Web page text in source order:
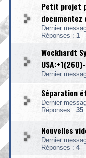
Petit projet
documentez
Dernier
Réponses : 1
Wockhardt
Dernier
Séparation
Dernier
Réponses : 35
Nouvelles
Dernier
Réponses : 4